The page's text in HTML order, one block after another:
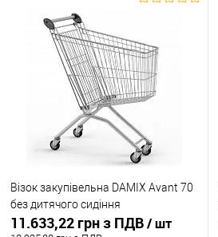
Купити в 1 клік
До
порівняння
У обране
В наявності
Візок закупівельна DAMIX Avant 70
без дитячого сидіння
11.633,22 грн з ПДВ/ шт